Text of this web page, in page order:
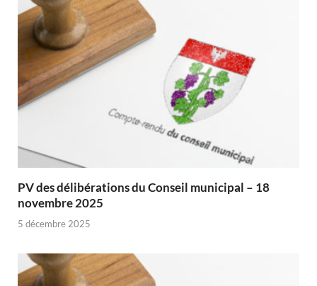
PV des délibérations du Conseil municipal – 18
novembre 2025
5 décembre 2025